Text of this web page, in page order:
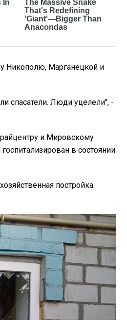
Никополю, Марганецкой и
спасатели. Люди уцелели", -
и Мировскому
в состоянии
постройка.